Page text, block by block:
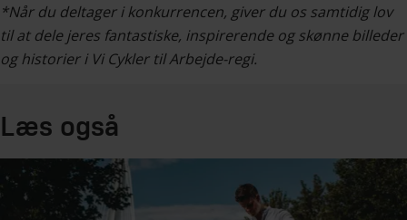
*Når du deltager i konkurrencen, giver du os samtidig lov
til at dele jeres fantastiske, inspirerende og skønne billeder
og historier i Vi Cykler til Arbejde-regi.
Læs også